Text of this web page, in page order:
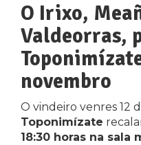
O Irixo,
Valdeorras,
novembro
O vindeiro venres 12
Toponimízate
18:30 horas na sala